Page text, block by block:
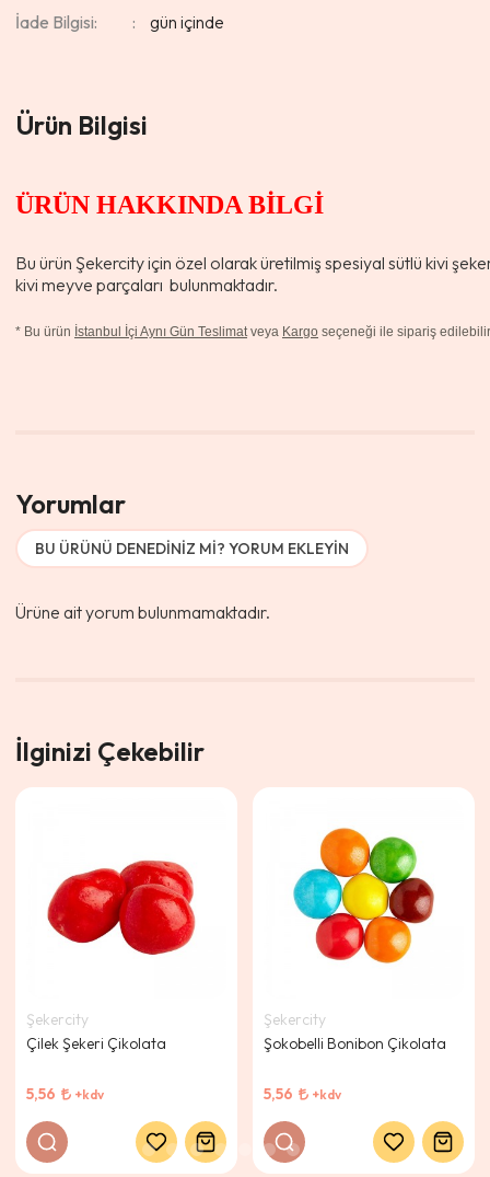
İade Bilgisi:
Ürün Bilgisi
ÜRÜN HAKKINDA BİLGİ
Bu ürün Şekercity için özel olarak üretilmiş spesiyal sütlü kivi
kivi meyve parçaları bulunmaktadır.
* Bu ürün İstanbul İçi Aynı Gün Teslimatveya Kargo seçeneği ile sipariş
Yorumlar
BU ÜRÜNÜ DENEDINIZ MI? YORUM EKLEYIN
Ürüne ait yorum bulunmamaktadır.
İlginizi Çekebilir
Şekercity
Çilek Şekeri Çikolata
5,56 +kdv
Şekercity
Şokobelli Bonibon Çikolata
5,56 +kdv